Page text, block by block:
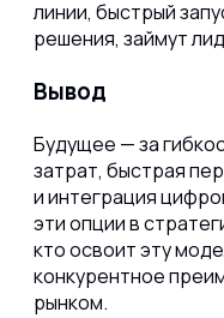
линии, быстрый
решения, займут
Вывод
Будущее — за
затрат, быстрая
и интеграция
эти опции в
кто освоит эту
конкурентное
рынком.